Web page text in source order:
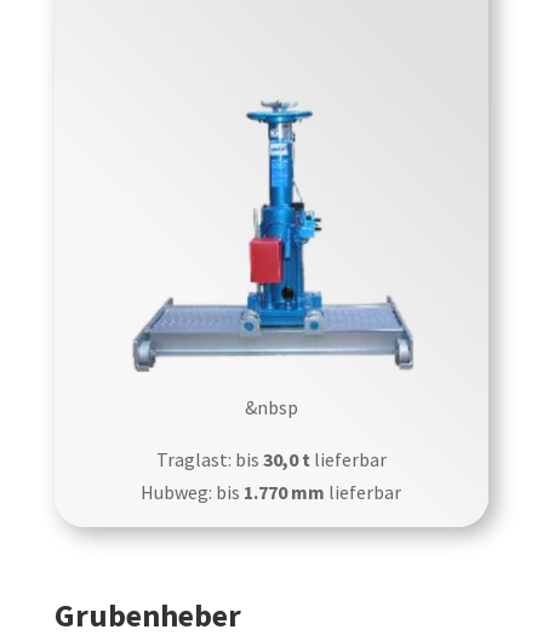
&nbsp
Traglast: bis 30,0 t lieferbar
Hubweg: bis 1.770 mm lieferbar
Grubenheber